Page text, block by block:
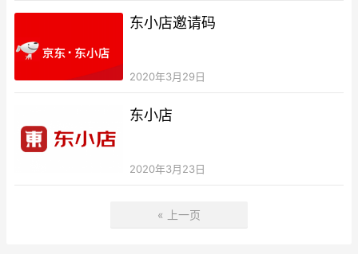
东小店邀请码
2020年3月29日
东小店
2020年3月23日
« 上一页